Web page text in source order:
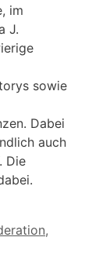
im
J.
sowie
Dabei
auch
Die
,